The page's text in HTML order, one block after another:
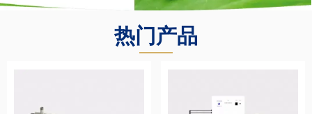
热门产品
———